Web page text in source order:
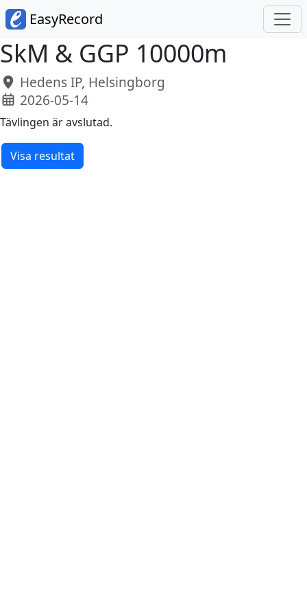
EasyRecord
SkM & GGP 10000m
Hedens IP, Helsingborg
2026-05-14
Tävlingen är avslutad.
Visa resultat